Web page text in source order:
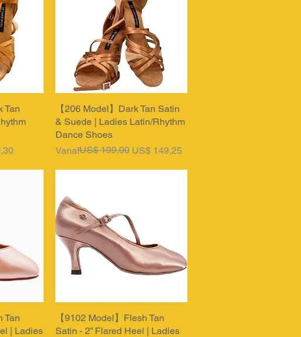
Tan
Snel overzicht
【206 Model】Dark Tan Satin
& Suede | Ladies Latin/Rhythm
Dance Shoes
Vanaf
Normale prijs
US$ 199,00 US$ 149,25
Verkoopprijs
Tan
| Ladies
Snel overzicht
【9102 Model】Flesh Tan
Satin - 2” Flared Heel | Ladies